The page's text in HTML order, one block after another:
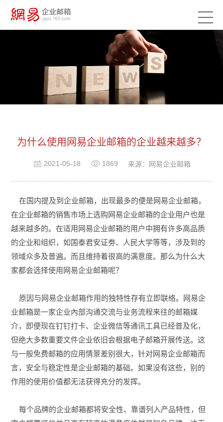
为什么使用网易企业邮箱的企业越来越多？
2021-05-18 1869 来源：网易企业邮箱
在国内提及到企业邮箱，出现最多的便是网易企业邮箱，
在企业邮箱的销售市场上选购网易企业邮箱的企业用户也是
越来越多的。在适用网易企业邮箱的用户中拥有许多高品质
的企业和组织，如国泰君安证劵、人民大学等等，涉及到的
领域众多及普遍。而且维持着很高的满意度。那么为什么大
家都会选择使用网易企业邮箱呢？
原因与网易企业邮箱作用的独特性存有立即联络。网易企
业邮箱是一家企业內部沟通交流与业务流程来往的邮箱媒
介，即便现在钉钉打卡、企业微信等通讯工具已经普及化，
但绝大多数重要文件企业依旧会根据电子邮箱开展传送。这
与一般免费邮箱的应用情景差别很大，针对网易企业邮箱而
言，安全与稳定性是企业邮箱的基础。如果没有这些，别的
作用的使用价值都无法获得充分的发挥。
每个品牌的企业邮箱都将安全性、靠谱列入产品特性，但